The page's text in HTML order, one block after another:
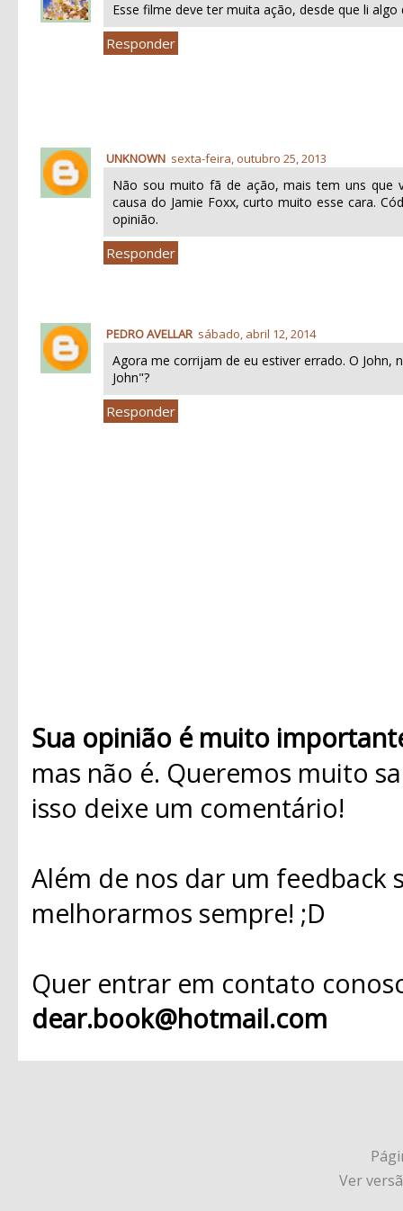
Esse filme deve ter muita ação, desde que li
Responder
UNKNOWN sexta-feira, outubro 25, 2013
Não sou muito fã de ação, mais tem uns que
causa do Jamie Foxx, curto muito esse cara.
opinião.
Responder
PEDRO AVELLAR sábado, abril 12, 2014
Agora me corrijam de eu estiver errado. O John,
John"?
Responder
Sua opinião é muito
mas não é. Queremos muito
isso deixe um comentário!
Além de nos dar um
melhorarmos sempre! ;D
Quer entrar em contato
dear.book@hotmail.com
Ver